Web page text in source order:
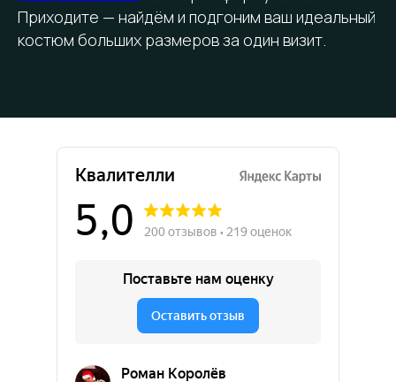
Приходите — найдём и подгоним ваш идеальный
костюм больших размеров за один визит.